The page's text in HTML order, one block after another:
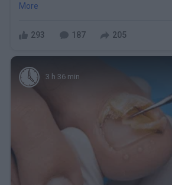
More
293 187 205
3 h 36 min